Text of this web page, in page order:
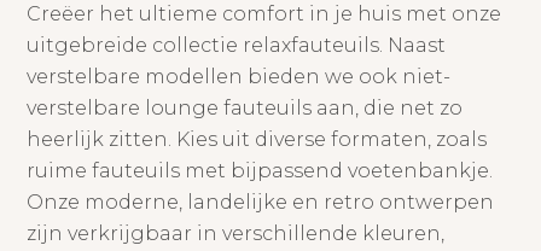
Creëer het ultieme comfort in je huis met onze
uitgebreide collectie relaxfauteuils. Naast
verstelbare modellen bieden we ook niet-
verstelbare lounge fauteuils aan, die net zo
heerlijk zitten. Kies uit diverse formaten, zoals
ruime fauteuils met bijpassend voetenbankje.
Onze moderne, landelijke en retro ontwerpen
zijn verkrijgbaar in verschillende kleuren,